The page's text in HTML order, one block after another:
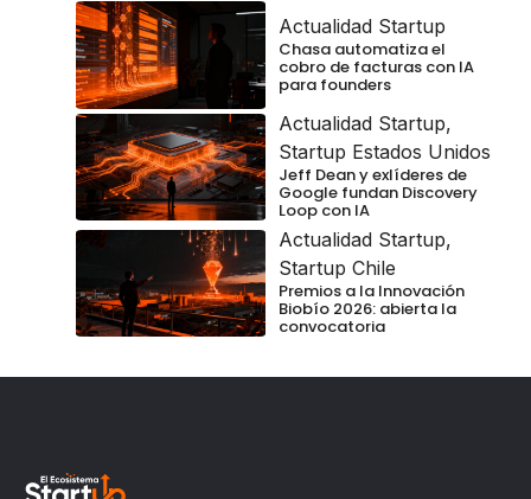
Actualidad Startup
Chasa automatiza el
cobro de facturas con IA
para founders
Actualidad Startup,
Startup Estados Unidos
Jeff Dean y exlíderes de
Google fundan Discovery
Loop con IA
Actualidad Startup,
Startup Chile
Premios a la Innovación
Biobío 2026: abierta la
convocatoria